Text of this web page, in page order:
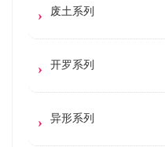
废土系列
开罗系列
异形系列